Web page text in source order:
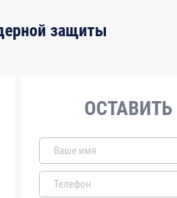
защиты
в области архитектурно -